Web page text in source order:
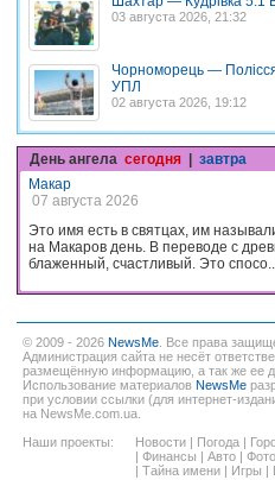
03 августа 2026, 21:32
Чорноморець — Полісся
УПЛ
02 августа 2026, 19:12
День ангела сегодня | завтра
Макар
07 августа 2026
Это имя есть в святцах, им
на Макаров день. В переводе с
блаженный, счастливый. Это
© 2009 - 2026 NewsMe . Все права
Администрация сайта не несёт
размещённую информацию, а так же ее
Использование материалов NewsMe
при условии ссылки (для интернет-
на NewsMe.com.ua.
Наши проекты:
Новости Погода
Финансы Авто Фото
Тайна имени Игры